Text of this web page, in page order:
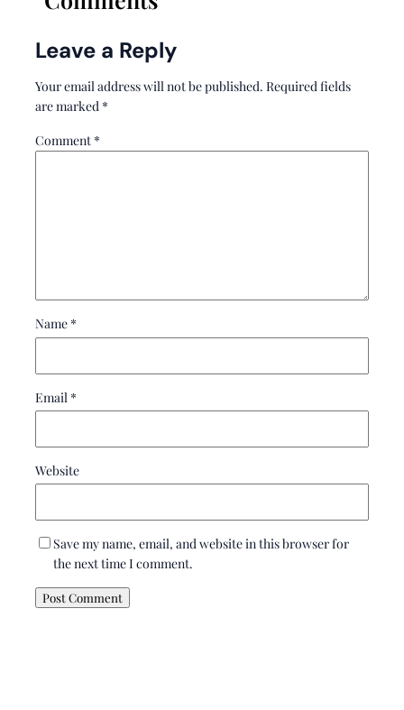
Leave a Reply
Your email address will not be published. Required fields
are marked *
Comment *
Name *
Email *
Website
Save my name, email, and website in this browser for
the next time I comment.